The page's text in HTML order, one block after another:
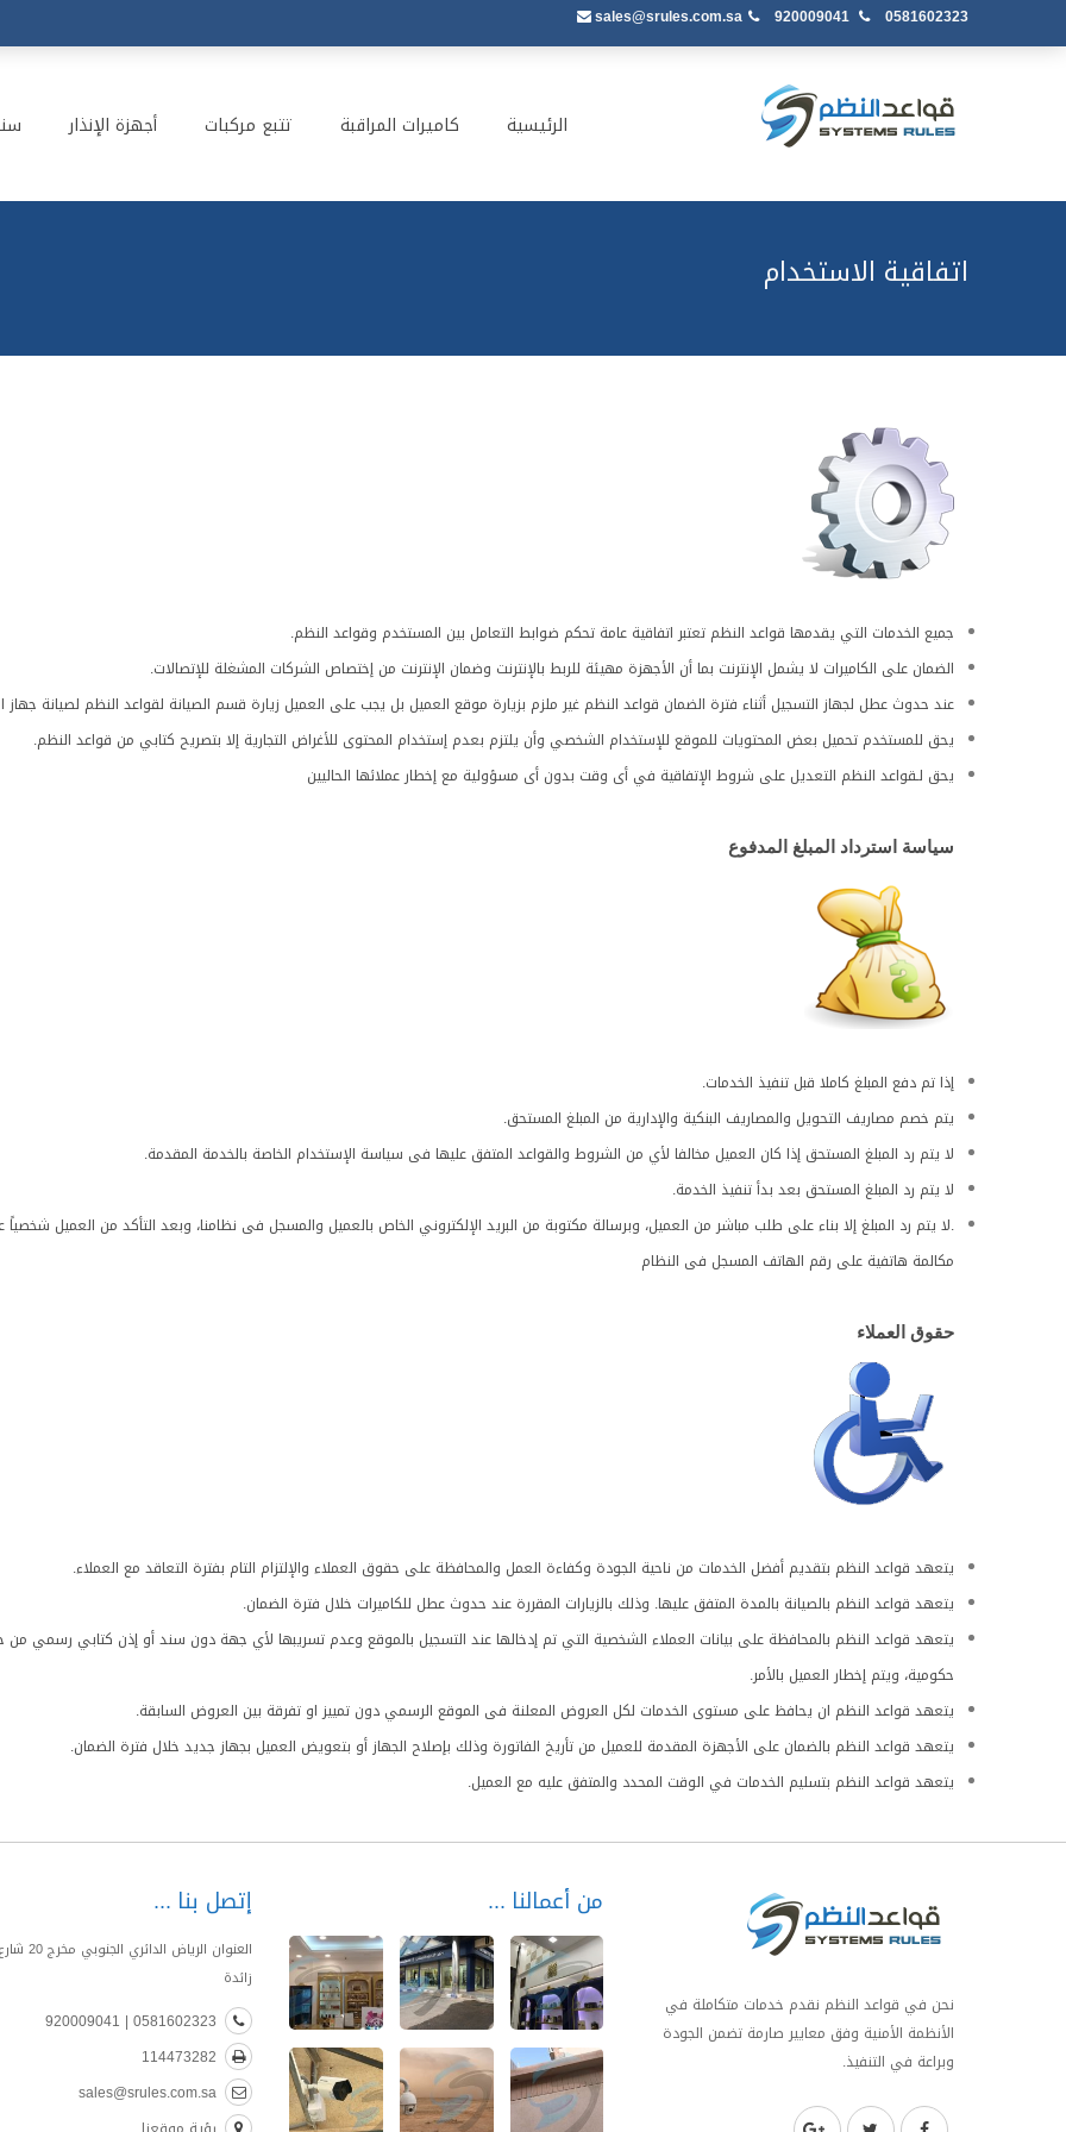
sales@srules.com.sa 920009041 0581602323
الرئيسية كاميرات المراقبة تتبع مركبات أجهزة الإنذار
اتفاقية الاستخدام
جميع الخدمات التي يقدمها قواعد النظم تعتبر اتفاقية عامة تحكم ضوابط التعامل بين المستخدم وقواعد النظم.
الضمان على الكاميرات لا يشمل الإنترنت بما أن الأجهزة مهيئة للربط بالإنترنت وضمان الإنترنت من إختصاص الشركات المشغلة للإتصالات.
عند حدوث عطل لجهاز التسجيل أثناء فترة الضمان قواعد النظم غير ملزم بزيارة موقع العميل بل يجب على العميل زيارة قسم الصيانة لقواعد النظم لصيانة جهاز
يحق للمستخدم تحميل بعض المحتويات للموقع للإستخدام الشخصي وأن يلتزم بعدم إستخدام المحتوى للأغراض التجارية إلا بتصريح كتابي من قواعد النظم.
يحق لـقواعد النظم التعديل على شروط الإتفاقية في أى وقت بدون أى مسؤولية مع إخطار عملائها الحاليين
سياسة استرداد المبلغ المدفوع
إذا تم دفع المبلغ كاملا قبل تنفيذ الخدمات.
يتم خصم مصاريف التحويل والمصاريف البنكية والإدارية من المبلغ المستحق.
لا يتم رد المبلغ المستحق إذا كان العميل مخالفا لأي من الشروط والقواعد المتفق عليها فى سياسة الإستخدام الخاصة بالخدمة المقدمة.
لا يتم رد المبلغ المستحق بعد بدأ تنفيذ الخدمة.
.لا يتم رد المبلغ إلا بناء على طلب مباشر من العميل، وبرسالة مكتوبة من البريد الإلكتروني الخاص بالعميل والمسجل فى نظامنا، وبعد التأكد من العميل شخصياً
مكالمة هاتفية على رقم الهاتف المسجل فى النظام
حقوق العملاء
يتعهد قواعد النظم بتقديم أفضل الخدمات من ناحية الجودة وكفاءة العمل والمحافظة على حقوق العملاء والإلتزام التام بفترة التعاقد مع العملاء.
يتعهد قواعد النظم بالصيانة بالمدة المتفق عليها. وذلك بالزيارات المقررة عند حدوث عطل للكاميرات خلال فترة الضمان.
يتعهد قواعد النظم بالمحافظة على بيانات العملاء الشخصية التي تم إدخالها عند التسجيل بالموقع وعدم تسريبها لأي جهة دون سند أو إذن كتابي رسمي
حكومية، ويتم إخطار العميل بالأمر.
يتعهد قواعد النظم ان يحافظ على مستوى الخدمات لكل العروض المعلنة فى الموقع الرسمي دون تمييز او تفرقة بين العروض السابقة.
يتعهد قواعد النظم بالضمان على الأجهزة المقدمة للعميل من تأريخ الفاتورة وذلك بإصلاح الجهاز أو بتعويض العميل بجهاز جديد خلال فترة الضمان.
يتعهد قواعد النظم بتسليم الخدمات في الوقت المحدد والمتفق عليه مع العميل.
نحن في قواعد النظم نقدم خدمات متكاملة في
الأنظمة الأمنية وفق معايير صارمة تضمن الجودة
وبراعة في التنفيذ.
من أعمالنا إتصل بنا
العنوان الرياض
زائدة
0581602323 | 920009041
114473282
sales@srules.com.sa